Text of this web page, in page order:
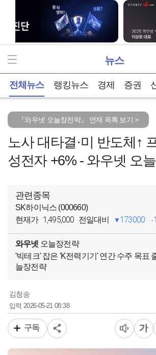
뉴스
전체뉴스 랭킹뉴스 경제 증권
『와우넷 오늘장전략』 연재 목록 보기 >
노사 대타결·미 반도체↑
성전자 +6% - 와우넷 오
관련종목
SK하이닉스 (000660)
현재가 1,495,000 전일대비 173000
와우넷 오늘장전략
'빅테크' 잡은 'K전력기기' 연간 수주 목표
늘장전략
김청송
입력 2026-05-21 08:38
구독